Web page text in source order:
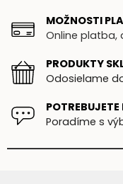
MOŽNOSTI
Online platba,
PRODUKTY
Odosielame
Poradíme s